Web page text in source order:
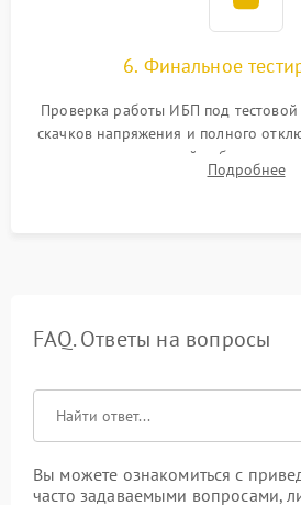
6. Финальное
Проверка работы ИБП под
скачков напряжения и полного
времени автономной работы,
корректности формыПодробнее
FAQ. Ответы на вопросы
Вы можете ознакомиться с
часто задаваемыми вопросами,